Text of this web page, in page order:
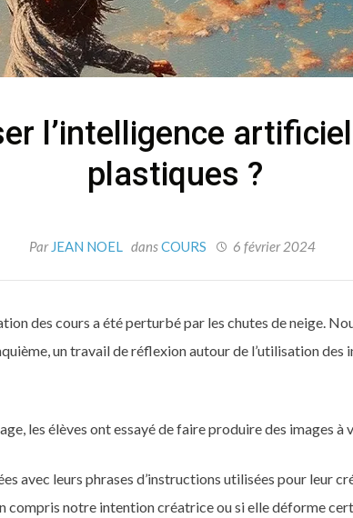
l’intelligence
plastiques ?
Par JEAN NOEL dansCOURS 6 février 2024
des cours a été perturbé par les chutes de neige.
un travail de réflexion autour de l’utilisation
les élèves ont essayé de faire produire des images
avec leurs phrases d’instructions utilisées pour leur
notre intention créatrice ou si elle déforme